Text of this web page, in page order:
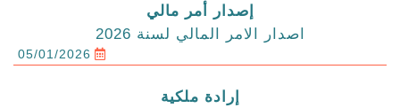
إصدار أمر مالي
اصدار الامر المالي لسنة 2026
05/01/2026
إرادة ملكية